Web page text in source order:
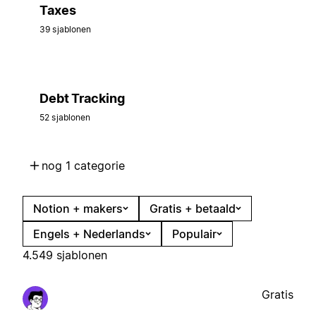
Taxes
39 sjablonen
Debt Tracking
52 sjablonen
nog 1 categorie
Notion + makers
Gratis + betaald
Engels + Nederlands
Populair
4.549 sjablonen
Gratis